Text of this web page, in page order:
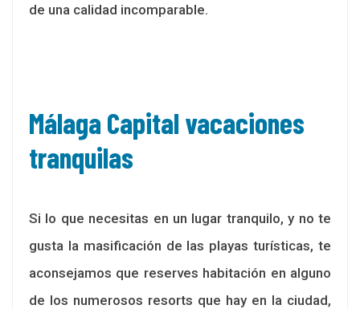
de una calidad incomparable.
Málaga Capital vacaciones
tranquilas
Si lo que necesitas en un lugar tranquilo, y no te
gusta la masificación de las playas turísticas, te
aconsejamos que reserves habitación en alguno
de los numerosos resorts que hay en la ciudad,